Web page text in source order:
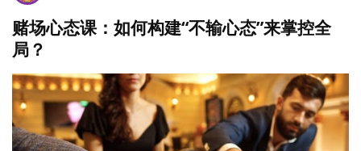
赌场心态课：如何构建“不输心态”来掌控全
局？